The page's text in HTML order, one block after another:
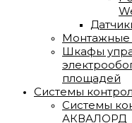
Монтажные
Шкафы
площадей
Системы
Системы
АКВАЛОРД